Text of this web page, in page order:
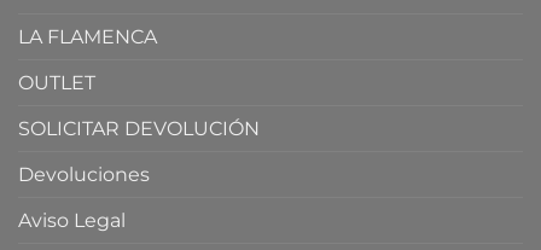
LA FLAMENCA
OUTLET
SOLICITAR DEVOLUCIÓN
Devoluciones
Aviso Legal